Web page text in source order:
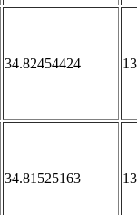
34.82454424
34.81525163